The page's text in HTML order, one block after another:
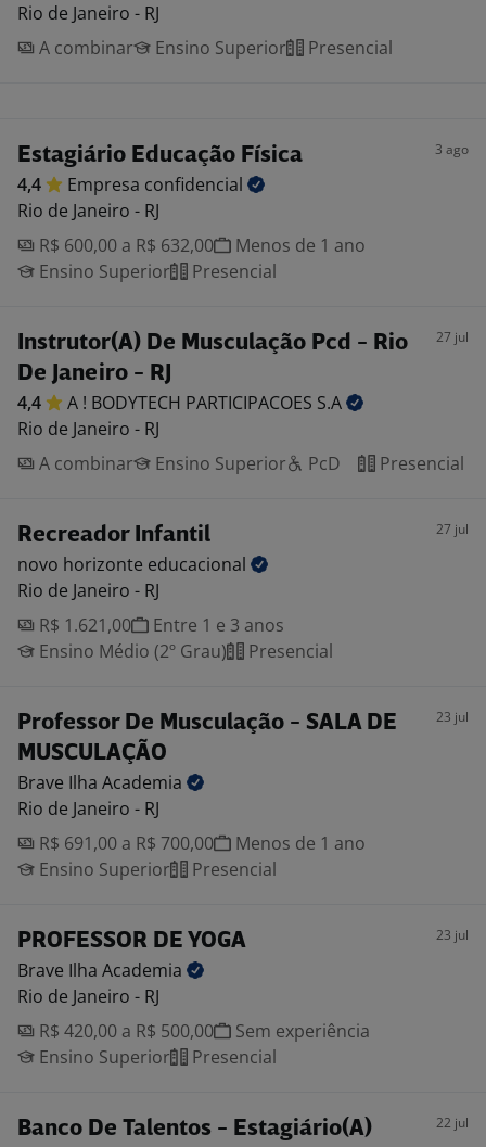
Rio de Janeiro - RJ
A combinar
Ensino Superior Presencial
Estagiário Educação Física 3 ago
4,4 Empresa confidencial
Rio de Janeiro - RJ
R$ 600,00 a R$ 632,00
Menos de 1 ano
Ensino Superior
Presencial
Instrutor(A) De Musculação Pcd - Rio
De Janeiro - RJ
27 jul
4,4 A ! BODYTECH PARTICIPACOES S.A
Rio de Janeiro - RJ
A combinar
Ensino Superior PcD Presencial
Recreador Infantil 27 jul
novo horizonte educacional
Rio de Janeiro - RJ
R$ 1.621,00
Entre 1 e 3 anos
Ensino Médio (2º Grau)
Presencial
Professor De Musculação - SALA DE
MUSCULAÇÃO
23 jul
Brave Ilha Academia
Rio de Janeiro - RJ
R$ 691,00 a R$ 700,00
Menos de 1 ano
Ensino Superior
Presencial
PROFESSOR DE YOGA 23 jul
Brave Ilha Academia
Rio de Janeiro - RJ
R$ 420,00 a R$ 500,00
Sem experiência
Ensino Superior
Presencial
Banco De Talentos - Estagiário(A)
22 jul